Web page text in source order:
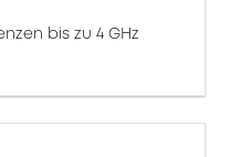
bis zu 4 GHz